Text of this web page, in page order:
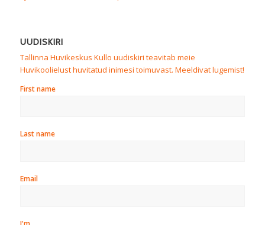
UUDISKIRI
Tallinna Huvikeskus Kullo uudiskiri teavitab meie
Huvikoolielust huvitatud inimesi toimuvast. Meeldivat lugemist!
First name
Last name
Email